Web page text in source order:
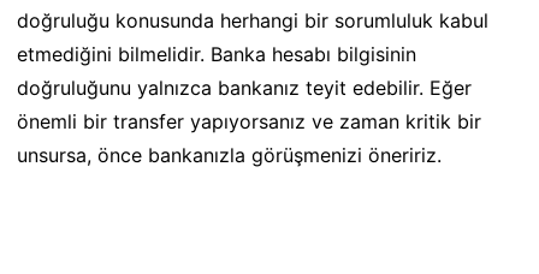
doğruluğu konusunda herhangi bir sorumluluk kabul
etmediğini bilmelidir. Banka hesabı bilgisinin
doğruluğunu yalnızca bankanız teyit edebilir. Eğer
önemli bir transfer yapıyorsanız ve zaman kritik bir
unsursa, önce bankanızla görüşmenizi öneririz.